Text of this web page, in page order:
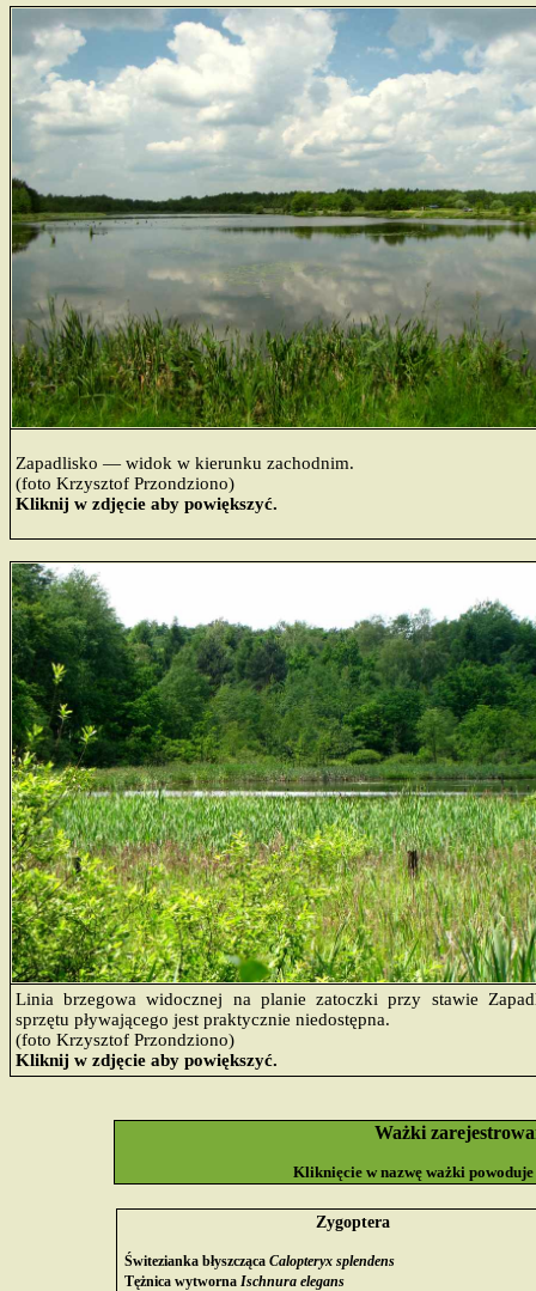
Zapadlisko — widok w kierunku zachodnim.
(foto Krzysztof Przondziono)
Kliknij w zdjęcie aby powiększyć.
Linia brzegowa widocznej na planie zatoczki przy stawie
sprzętu pływającego jest praktycznie niedostępna.
(foto Krzysztof Przondziono)
Kliknij w zdjęcie aby powiększyć.
Ważki
Kliknięcie w nazwę ważki
Zygoptera
Świtezianka błyszcząca Calopteryx splendens
Tężnica wytworna Ischnura elegans